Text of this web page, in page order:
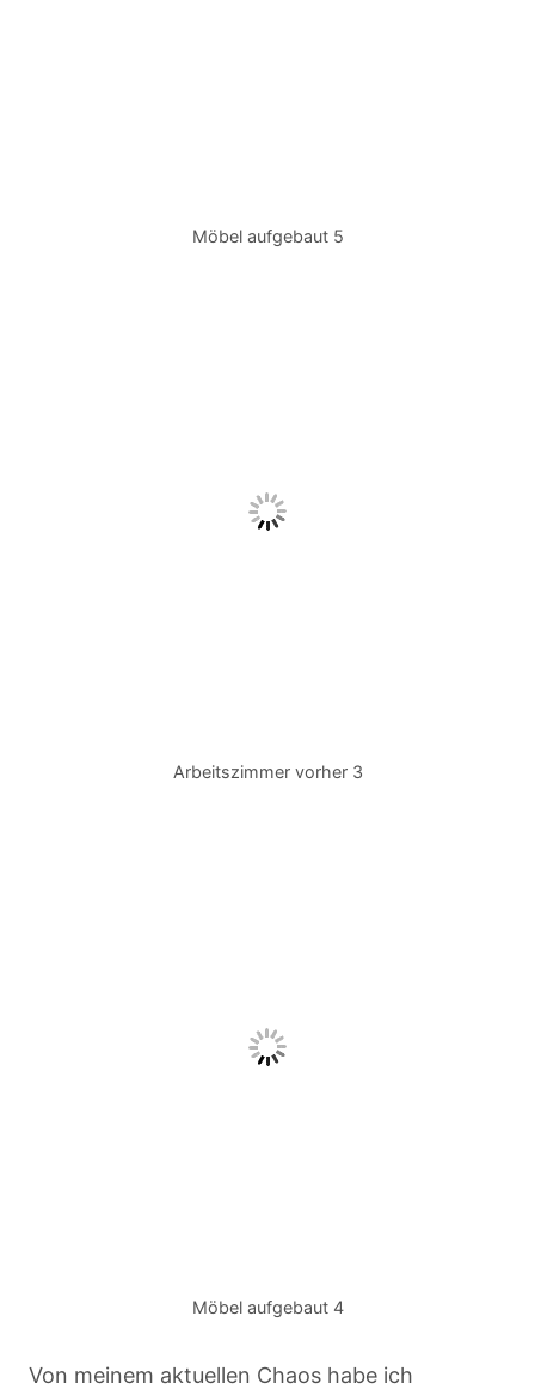
Möbel aufgebaut 5
Arbeitszimmer vorher 3
Möbel aufgebaut 4
Von meinem aktuellen Chaos habe ich